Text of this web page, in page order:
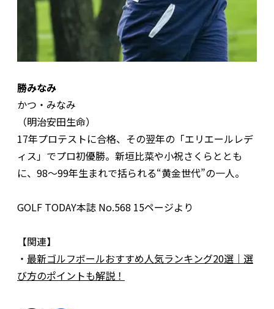
勝みなみ
かつ・みなみ
（明治安田生命）
17年プロテストに合格、その翌年の「エリエールレデ
ィス」でプロ初優勝。新垣比菜や小祝さくらととも
に、98～99年生まれで括られる“黄金世代”の一人。
GOLF TODAY本誌 No.568 15ページより
【関連】
・ 最新ゴルフボールおすすめ人気ランキング20選｜選
び方のポイントも解説！